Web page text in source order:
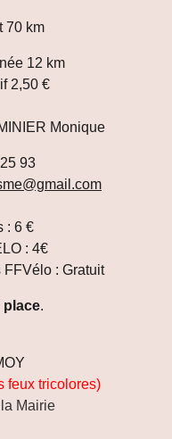
70 km
12 km
2,50 €
Monique
93
: 6 €
: 4€
FFVélo : Gratuit
place.
feux tricolores)
Mairie